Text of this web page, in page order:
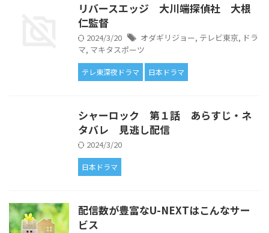
リバースエッジ 大川端探偵社 大根
仁監督
2024/3/20 オダギリジョー, テレビ東京, ドラ
マ, マキタスポーツ
テレ東深夜ドラマ 日本ドラマ
シャーロック 第１話 あらすじ・ネ
タバレ 見逃し配信
2024/3/20
日本ドラマ
配信数が豊富なU-NEXTはこんなサー
ビス